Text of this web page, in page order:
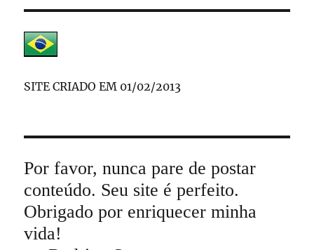
SITE CRIADO EM 01/02/2013
Por favor, nunca pare de postar
conteúdo. Seu site é perfeito.
Obrigado por enriquecer minha
vida!